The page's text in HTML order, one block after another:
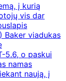
į kurią
vis dar
Baker viadukas
5.6, o paskui
namas
naują, į